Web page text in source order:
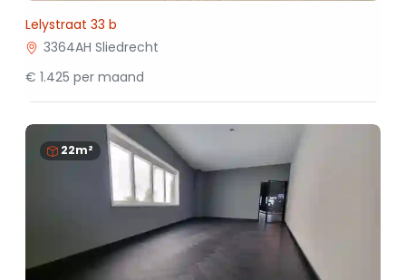
Lelystraat 33 b
3364AH Sliedrecht
€ 1.425 per maand
22m²